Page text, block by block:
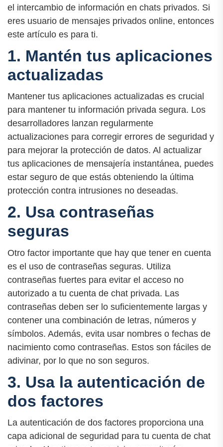
el intercambio de información en chats privados. Si
eres usuario de mensajes privados online, entonces
este artículo es para ti.
1. Mantén tus aplicaciones
actualizadas
Mantener tus aplicaciones actualizadas es crucial
para mantener tu información privada segura. Los
desarrolladores lanzan regularmente
actualizaciones para corregir errores de seguridad y
para mejorar la protección de datos. Al actualizar
tus aplicaciones de mensajería instantánea, puedes
estar seguro de que estás obteniendo la última
protección contra intrusiones no deseadas.
2. Usa contraseñas
seguras
Otro factor importante que hay que tener en cuenta
es el uso de contraseñas seguras. Utiliza
contraseñas fuertes para evitar el acceso no
autorizado a tu cuenta de chat privada. Las
contraseñas deben ser lo suficientemente largas y
contener una combinación de letras, números y
símbolos. Además, evita usar nombres o fechas de
nacimiento como contraseñas. Estos son fáciles de
adivinar, por lo que no son seguros.
3. Usa la autenticación de
dos factores
La autenticación de dos factores proporciona una
capa adicional de seguridad para tu cuenta de chat